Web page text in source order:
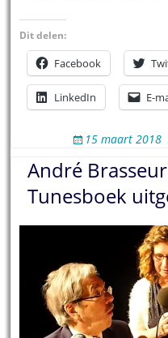
Dit delen:
Facebook
LinkedIn E-
15 maart 2018
André
Tunesboek